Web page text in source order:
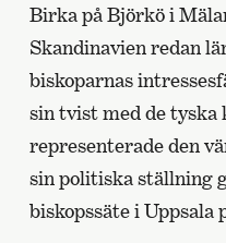
Birka på Björkö i
Skandinavien redan
biskoparnas
sin tvist med de tyska
representerade den
sin politiska ställning
biskopssäte i Uppsala